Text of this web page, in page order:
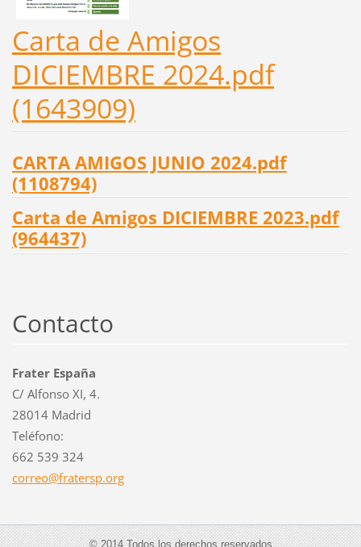
Carta de Amigos
DICIEMBRE 2024.pdf
(1643909)
CARTA AMIGOS JUNIO 2024.pdf
(1108794)
Carta de Amigos DICIEMBRE 2023.pdf
(964437)
Contacto
Frater España
C/ Alfonso XI, 4.
28014 Madrid
Teléfono:
662 539 324
correo@fratersp.org
© 2014 Todos los derechos reservados